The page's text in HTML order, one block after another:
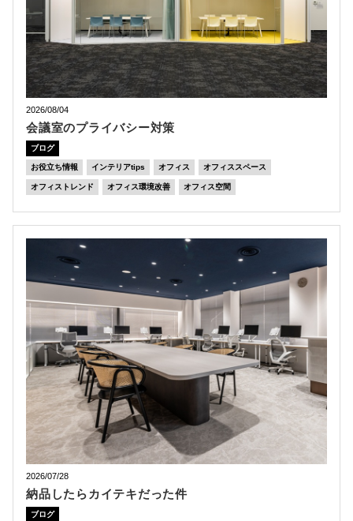
2026/08/04
会議室のプライバシー対策
ブログ
お役立ち情報 インテリアtips オフィス オフィススペース
オフィストレンド オフィス環境改善 オフィス空間
2026/07/28
納品したらカイテキだった件
ブログ